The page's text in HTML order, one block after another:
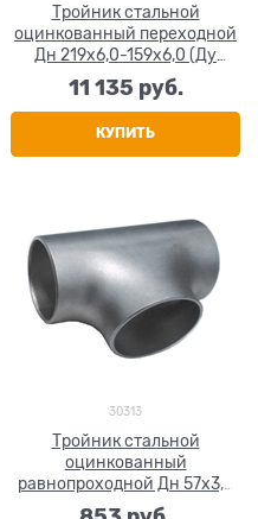
Тройник стальной
оцинкованный переходной
Дн 219х6,0-159х6,0 (Ду
200х150) бесшовный ГОСТ
17376-2001
11 135 руб.
КУПИТЬ
30313
Тройник стальной
оцинкованный
равнопроходной Дн 57х3,0
(Ду 50) бесшовный ГОСТ